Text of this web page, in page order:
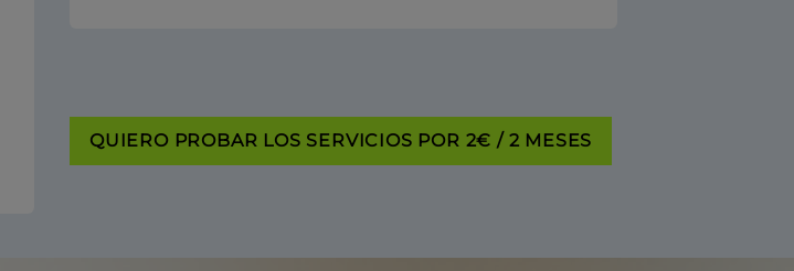
QUIERO PROBAR LOS SERVICIOS POR 2€ / 2 MESES